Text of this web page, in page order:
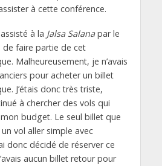
à cette conférence.
à la Jalsa Salanapar le
de faire partie de cet
Malheureusement, je n’avais
pour acheter un billet
J’étais donc très triste,
à chercher des vols qui
budget. Le seul billet que
vol aller simple avec
donc décidé de réserver ce
aucun billet retour pour